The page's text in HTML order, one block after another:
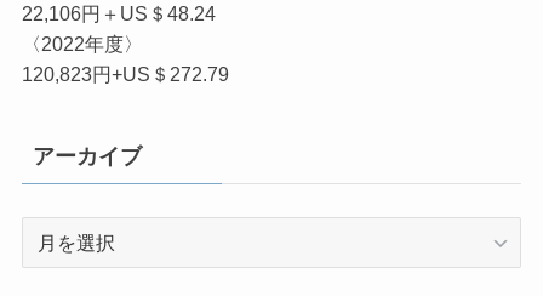
22,106円＋US＄48.24
〈2022年度〉
120,823円+US＄272.79
アーカイブ